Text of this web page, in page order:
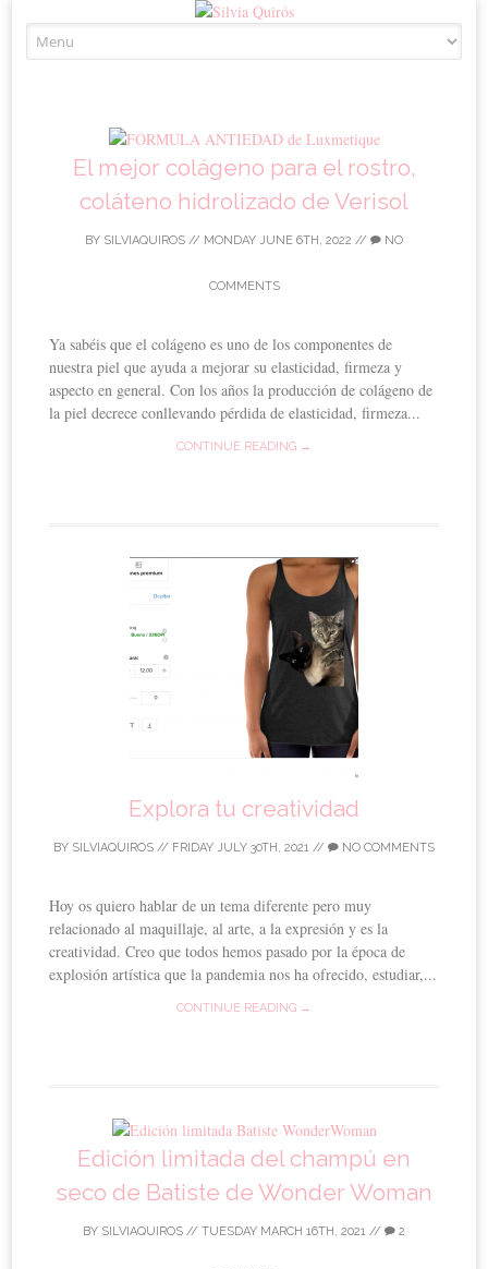
El mejor colágeno para el rostro,
coláteno hidrolizado de Verisol
BY SILVIAQUIROS // MONDAY JUNE 6TH, 2022 // NO
COMMENTS
Ya sabéis que el colágeno es uno de los componentes de
nuestra piel que ayuda a mejorar su elasticidad, firmeza y
aspecto en general. Con los años la producción de colágeno de
la piel decrece conllevando pérdida de elasticidad, firmeza...
CONTINUE READING →
Explora tu creatividad
BY SILVIAQUIROS // FRIDAY JULY 30TH, 2021 // NO COMMENTS
Hoy os quiero hablar de un tema diferente pero muy
relacionado al maquillaje, al arte, a la expresión y es la
creatividad. Creo que todos hemos pasado por la época de
explosión artística que la pandemia nos ha ofrecido, estudiar,...
CONTINUE READING →
Edición limitada del champú en
seco de Batiste de Wonder Woman
BY SILVIAQUIROS // TUESDAY MARCH 16TH, 2021 // 2